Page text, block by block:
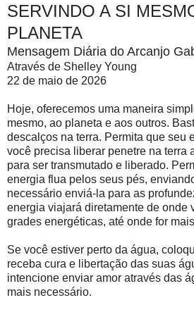
SERVINDO A SI
PLANETA
Mensagem Diária do Arcanjo
Através de Shelley Young
22 de maio de 2026
Hoje, oferecemos uma maneira
mesmo, ao planeta e aos outros.
descalços na terra. Permita que seu
você precisa liberar penetre na terra
para ser transmutado e liberado.
energia flua pelos seus pés,
necessário enviá-la para as
energia viajará diretamente de onde
grades energéticas, até onde for
Se você estiver perto da água,
receba cura e libertação das suas
intencione enviar amor através das
mais necessário.